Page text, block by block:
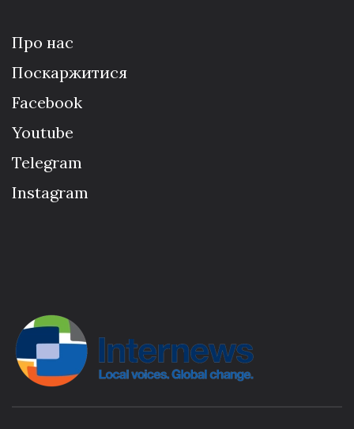
Про нас
Поскаржитися
Facebook
Youtube
Telegram
Instagram